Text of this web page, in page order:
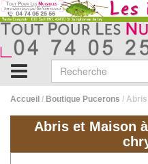
Accueil / Boutique Pucerons /
Abris et Maison